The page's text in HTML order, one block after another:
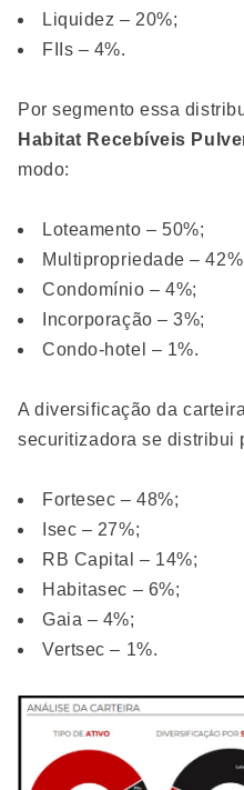
Liquidez – 20%;
FIIs – 4%.
Por segmento essa
Habitat Recebíveis
modo:
Loteamento – 50%;
Multipropriedade –
Condomínio – 4%;
Incorporação – 3%;
Condo-hotel – 1%.
A diversificação da
securitizadora se distribui
Fortesec – 48%;
Isec – 27%;
RB Capital – 14%;
Habitasec – 6%;
Gaia – 4%;
Vertsec – 1%.